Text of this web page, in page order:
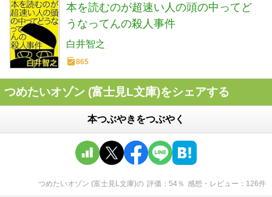
本を読むのが超速い人の頭の中ってど
うなってんの殺人事件
白井智之
865
つめたいオゾン (富士見L文庫)をシェアする
本つぶやきをつぶやく
つめたいオゾン (富士見L文庫)の 評価 54％ 感想・レビュー 126件